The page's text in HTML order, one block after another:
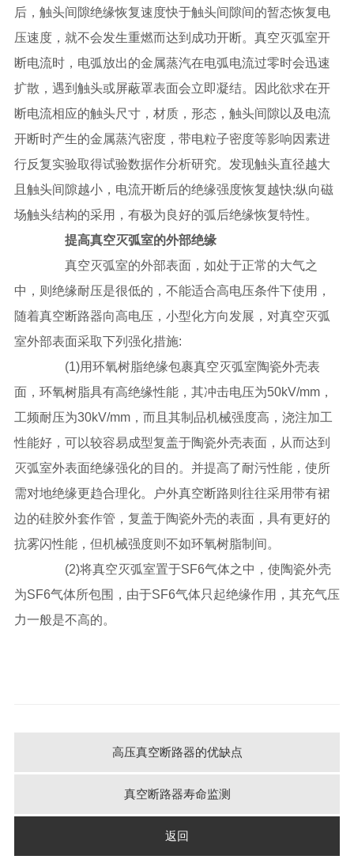
后，触头间隙绝缘恢复速度快于触头间隙间的暂态恢复电
压速度，就不会发生重燃而达到成功开断。真空灭弧室开
断电流时，电弧放出的金属蒸汽在电弧电流过零时会迅速
扩散，遇到触头或屏蔽罩表面会立即凝结。因此欲求在开
断电流相应的触头尺寸，材质，形态，触头间隙以及电流
开断时产生的金属蒸汽密度，带电粒子密度等影响因素进
行反复实验取得试验数据作分析研究。发现触头直径越大
且触头间隙越小，电流开断后的绝缘强度恢复越快;纵向磁
场触头结构的采用，有极为良好的弧后绝缘恢复特性。
提高真空灭弧室的外部绝缘
真空灭弧室的外部表面，如处于正常的大气之
中，则绝缘耐压是很低的，不能适合高电压条件下使用，
随着真空断路器向高电压，小型化方向发展，对真空灭弧
室外部表面采取下列强化措施:
(1)用环氧树脂绝缘包裹真空灭弧室陶瓷外壳表
面，环氧树脂具有高绝缘性能，其冲击电压为50kV/mm，
工频耐压为30kV/mm，而且其制品机械强度高，浇注加工
性能好，可以较容易成型复盖于陶瓷外壳表面，从而达到
灭弧室外表面绝缘强化的目的。并提高了耐污性能，使所
需对地绝缘更趋合理化。户外真空断路则往往采用带有裙
边的硅胶外套作管，复盖于陶瓷外壳的表面，具有更好的
抗雾闪性能，但机械强度则不如环氧树脂制间。
(2)将真空灭弧室置于SF6气体之中，使陶瓷外壳
为SF6气体所包围，由于SF6气体只起绝缘作用，其充气压
力一般是不高的。
高压真空断路器的优缺点
真空断路器寿命监测
返回